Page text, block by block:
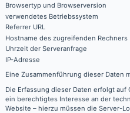
Browsertyp und Browserversion
verwendetes Betriebssystem
Referrer URL
Hostname des zugreifenden Rechners
Uhrzeit der Serveranfrage
IP-Adresse
Eine Zusammenführung dieser Daten
Die Erfassung dieser Daten erfolgt auf
ein berechtigtes Interesse an der
Website – hierzu müssen die Server-